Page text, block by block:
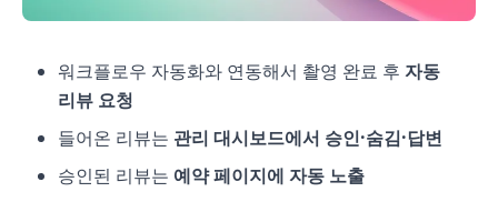
워크플로우 자동화와 연동해서 촬영 완료 후 자동
리뷰 요청
들어온 리뷰는 관리 대시보드에서 승인·숨김·답변
승인된 리뷰는 예약 페이지에 자동 노출